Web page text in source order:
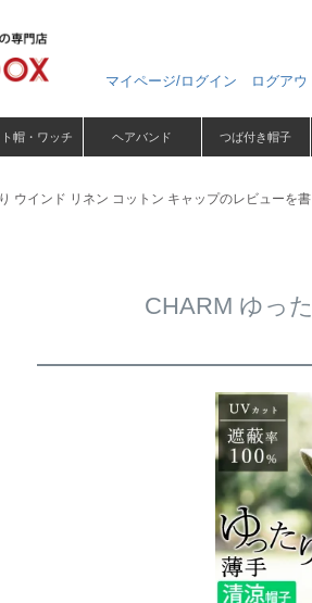
マイページ/ログイン ログアウ
ト帽・ワッチ ヘアバンド つば付き帽子
ウインド リネン コットン キャップのレビューを書
CHARM ゆっ